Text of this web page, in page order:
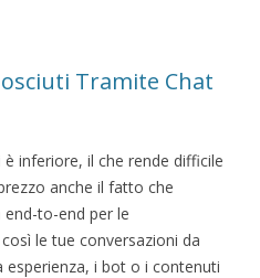
Tramite Chat
inferiore, il che rende difficile
anche il fatto che
to-end per le
le tue conversazioni da
i bot o i contenuti